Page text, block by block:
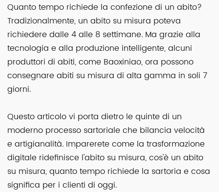
Quanto tempo richiede la confezione di un abito?
Tradizionalmente, un abito su misura poteva
richiedere dalle 4 alle 8 settimane. Ma grazie alla
tecnologia e alla produzione intelligente, alcuni
produttori di abiti, come Baoxiniao, ora possono
consegnare abiti su misura di alta gamma in soli 7
giorni.
Questo articolo vi porta dietro le quinte di un
moderno processo sartoriale che bilancia velocità
e artigianalità. Imparerete come la trasformazione
digitale ridefinisce l'abito su misura, cos'è un abito
su misura, quanto tempo richiede la sartoria e cosa
significa per i clienti di oggi.